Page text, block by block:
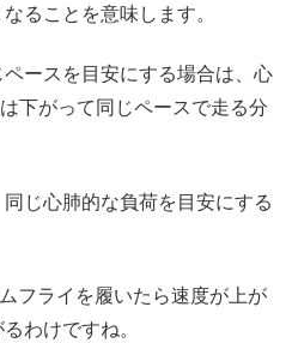
ることを意味します。
ースを目安にする場合は、心
下がって同じペースで走る分
じ心肺的な負荷を目安にする
フライを履いたら速度が上が
わけですね。